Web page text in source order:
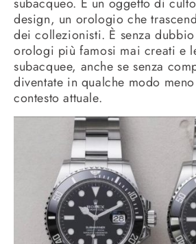
subacqueo. È un oggetto di
design, un orologio che
dei collezionisti. È senza
orologi più famosi mai creati e
subacquee, anche se senza
diventate in qualche modo
contesto attuale.